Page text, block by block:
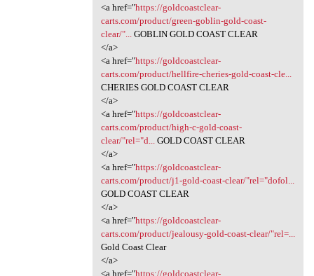
<a href="https://goldcoastclear-
carts.com/product/green-goblin-gold-coast-
clear/"...
GOBLIN GOLD COAST CLEAR
</a>
<a href="https://goldcoastclear-
carts.com/product/hellfire-cheries-gold-coast-cle...
CHERIES GOLD COAST CLEAR
</a>
<a href="https://goldcoastclear-
carts.com/product/high-c-gold-coast-
clear/"rel="d...
GOLD COAST CLEAR
</a>
<a href="https://goldcoastclear-
carts.com/product/j1-gold-coast-clear/"rel="dofol...
GOLD COAST CLEAR
</a>
<a href="https://goldcoastclear-
carts.com/product/jealousy-gold-coast-clear/"rel=...
Gold Coast Clear
</a>
<a href="https://goldcoastclear-